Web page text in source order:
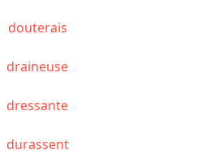
douterais
draineuse
dressante
durassent